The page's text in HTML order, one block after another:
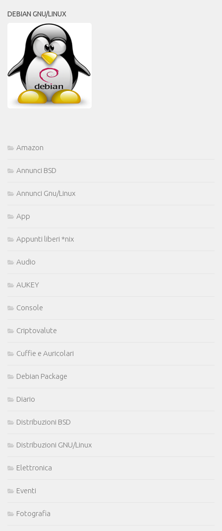
DEBIAN GNU/LINUX
Amazon
Annunci BSD
Annunci Gnu/Linux
App
Appunti liberi *nix
Audio
AUKEY
Console
Criptovalute
Cuffie e Auricolari
Debian Package
Diario
Distribuzioni BSD
Distribuzioni GNU/Linux
Elettronica
Eventi
Fotografia